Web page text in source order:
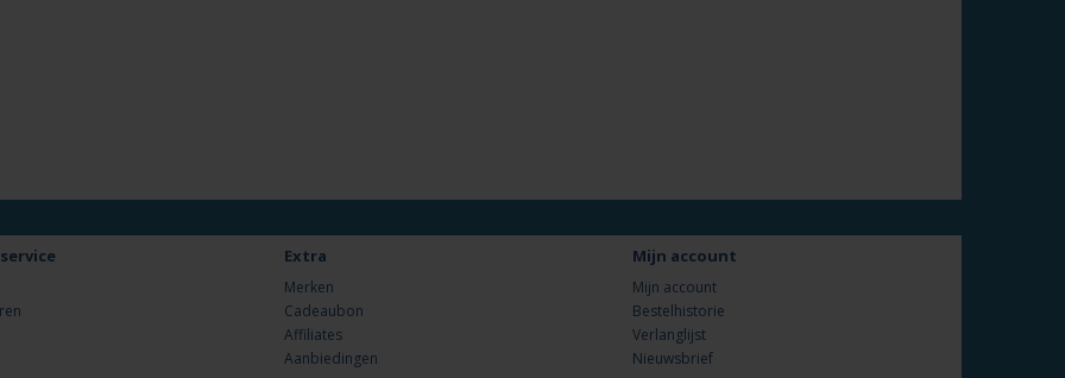
Extra
Merken
Cadeaubon
Affiliates
Aanbiedingen
Mijn account
Mijn account
Bestelhistorie
Verlanglijst
Nieuwsbrief